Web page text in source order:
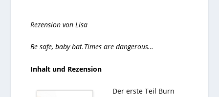
Rezension von Lisa
Be safe, baby bat.Times are dangerous…
Inhalt und Rezension
Der erste Teil Burn